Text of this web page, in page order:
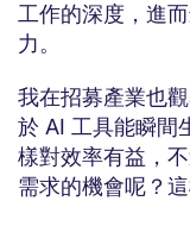
工作的深度，進
力。
我在招募產業也
於 AI 工具能瞬間
樣對效率有益，
需求的機會呢？